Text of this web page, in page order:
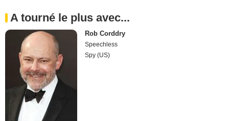
A tourné le plus avec...
Rob Corddry
Speechless
Spy (US)